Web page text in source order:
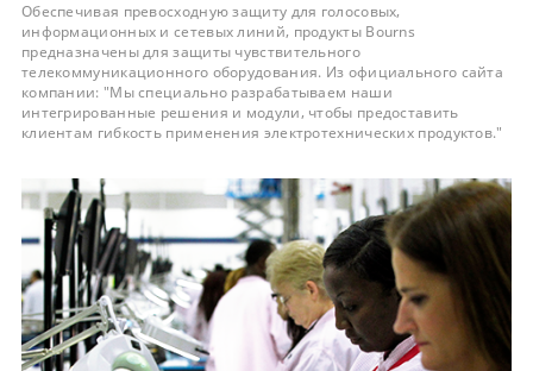
Обеспечивая превосходную защиту для голосовых,
информационных и сетевых линий, продукты Bourns
предназначены для защиты чувствительного
телекоммуникационного оборудования. Из официального сайта
компании: "Мы специально разрабатываем наши
интегрированные решения и модули, чтобы предоставить
клиентам гибкость применения электротехнических продуктов."